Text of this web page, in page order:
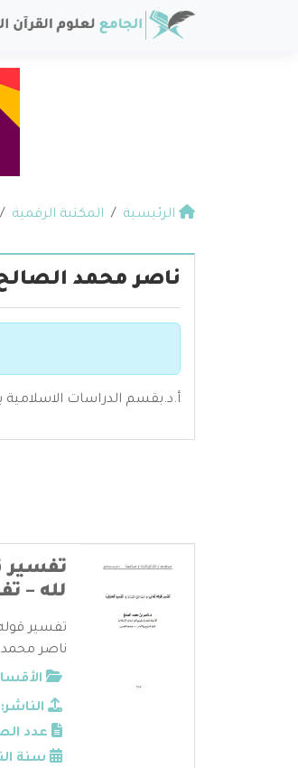
الرئيسية المكتبة الرقمية
ناصر محمد
أ.د.بقسم الدراسات
تفسير
لله –
تفسير
ناصر محمد
الناشر:
عدد
سنة